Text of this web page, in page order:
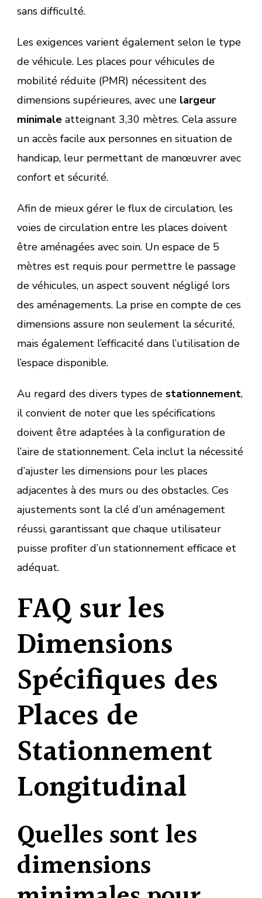
sans difficulté.
Les exigences varient également selon le type
de véhicule. Les places pour véhicules de
mobilité réduite (PMR) nécessitent des
dimensions supérieures, avec une largeur
minimale atteignant 3,30 mètres. Cela assure
un accès facile aux personnes en situation de
handicap, leur permettant de manœuvrer avec
confort et sécurité.
Afin de mieux gérer le flux de circulation, les
voies de circulation entre les places doivent
être aménagées avec soin. Un espace de 5
mètres est requis pour permettre le passage
de véhicules, un aspect souvent négligé lors
des aménagements. La prise en compte de ces
dimensions assure non seulement la sécurité,
mais également l’efficacité dans l’utilisation de
l’espace disponible.
Au regard des divers types de stationnement,
il convient de noter que les spécifications
doivent être adaptées à la configuration de
l’aire de stationnement. Cela inclut la nécessité
d’ajuster les dimensions pour les places
adjacentes à des murs ou des obstacles. Ces
ajustements sont la clé d’un aménagement
réussi, garantissant que chaque utilisateur
puisse profiter d’un stationnement efficace et
adéquat.
FAQ sur les
Dimensions
Spécifiques des
Places de
Stationnement
Longitudinal
Quelles sont les
dimensions